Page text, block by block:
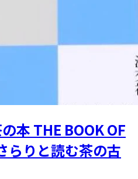
本 THE BOOK OF
らりと読む茶の古